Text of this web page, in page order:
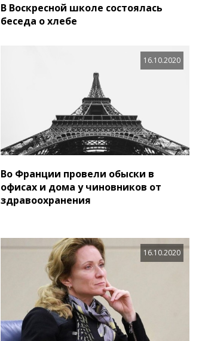
В Воскресной школе состоялась
беседа о хлебе
16.10.2020
Во Франции провели обыски в
офисах и дома у чиновников от
здравоохранения
16.10.2020